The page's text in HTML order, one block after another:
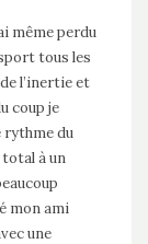
même perdu
tous les
l’inertie et
coup je
rythme du
à un
mon ami
une